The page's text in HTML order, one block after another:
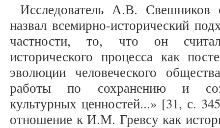
Исследователь А.В.
назвал всемирно-исторический
частности, то, что он
исторического процесса как
эволюции человеческого
работы по сохранению и
культурных ценностей...» [31, с.
отношение к И.М. Гревсу как